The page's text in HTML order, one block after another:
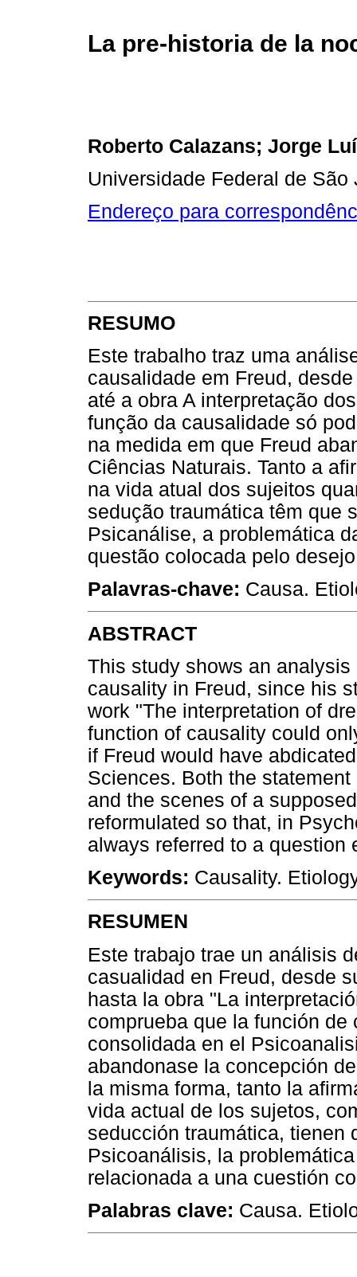
La pre-historia de la
Roberto Calazans; Jorge
Universidade Federal de
Endereço para
RESUMO
Este trabalho traz uma
causalidade em Freud,
até a obra A interpretação
função da causalidade só
na medida em que Freud
Ciências Naturais. Tanto a
na vida atual dos sujeitos
sedução traumática têm que
Psicanálise, a problemática
questão colocada pelo
Palavras-chave: Causa.
ABSTRACT
This study shows an
causality in Freud, since his
work "The interpretation of
function of causality could
if Freud would have
Sciences. Both the
and the scenes of a
reformulated so that, in
always referred to a question
Keywords: Causality.
RESUMEN
Este trabajo trae un análisis
casualidad en Freud, desde
hasta la obra "La
comprueba que la función
consolidada en el
abandonase la concepción
la misma forma, tanto la
vida actual de los sujetos,
seducción traumática, tienen
Psicoanálisis, la
relacionada a una cuestión
Palabras clave: Causa.